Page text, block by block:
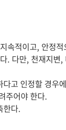
속적이고, 안정
다만, 천재지변,
고 인정할 경우
주어야 한다.
한다.